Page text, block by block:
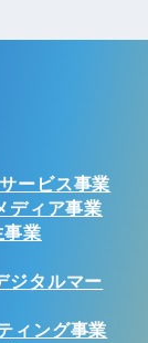
ービス事業
ディア事業
事業
ジタルマー
ィング事業